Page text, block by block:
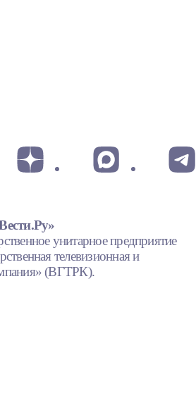
унитарное предприятие
телевизионная и
(ВГТРК).